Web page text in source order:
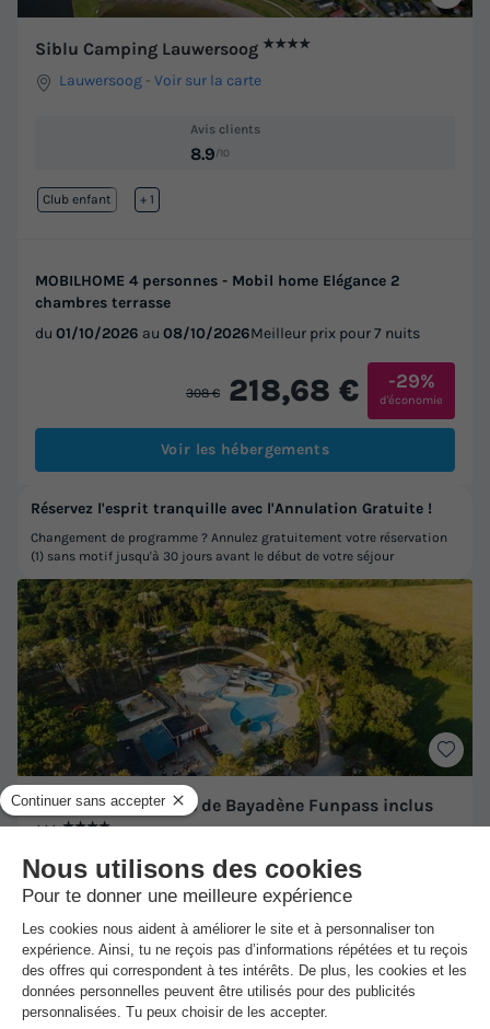
Siblu Camping Lauwersoog ★★★★
Lauwersoog -Voir sur la carte
Avis clients
8.9/10
Club enfant Lac
+ 1
MOBILHOME 4 personnes - Mobil home Elégance 2
chambres terrasse
du 01/10/2026 au 08/10/2026Meilleur prix pour 7 nuits
308 € 218,68 € -29%
d'économie
Voir les hébergements
Camping Siblu Bois de Bayadène Funpass inclus
***★★★★
Piriac Sur Mer -Voir sur la carte
8.9/10
Wifi payant Piscine extérieure chauffée
+ 3
Réservez l'esprit tranquille avec l'Annulation Gratuite !
Changement de programme ? Annulez gratuitement votre réservation
(1) sans motif jusqu'à 30 jours avant le début de votre séjour